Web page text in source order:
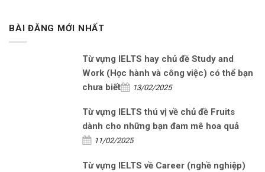
BÀI ĐĂNG MỚI NHẤT
Từ vựng IELTS hay chủ đề Study and
Work (Học hành và công việc) có thể bạn
chưa biết
13/02/2025
Từ vựng IELTS thú vị về chủ đề Fruits
dành cho những bạn đam mê hoa quả
11/02/2025
Từ vựng IELTS về Career (nghề nghiệp)